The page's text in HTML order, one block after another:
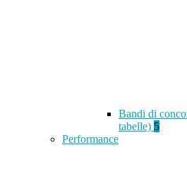
Bandi di
tabelle) 5
Performance